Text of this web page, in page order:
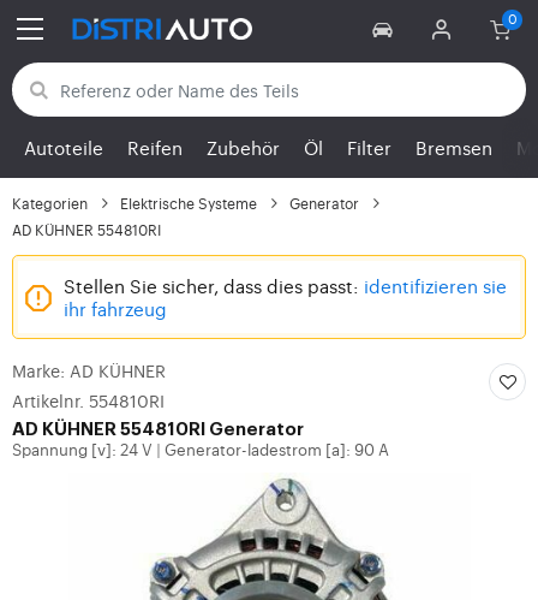
Zurück zu den Kategorien
Autoteile Reifen Zubehör Öl Filter Bremsen
Kategorien Elektrische Systeme
Generator
AD KÜHNER 554810RI
Stellen Sie sicher, dass dies passt: identifizieren sie
ihr fahrzeug
Marke: AD KÜHNER
Artikelnr. 554810RI
AD KÜHNER 554810RI Generator
Spannung [v]: 24 V Generator-ladestrom [a]: 90 A